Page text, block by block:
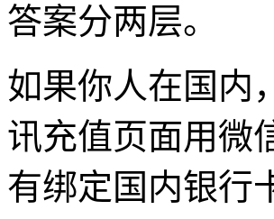
答案分两层。
如果你人在国内
讯充值页面用微
有绑定国内银行